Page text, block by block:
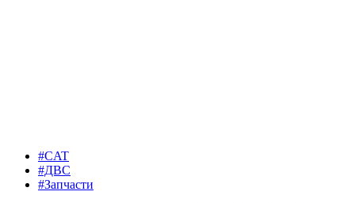
#CAT
#ДВС
#Запчасти